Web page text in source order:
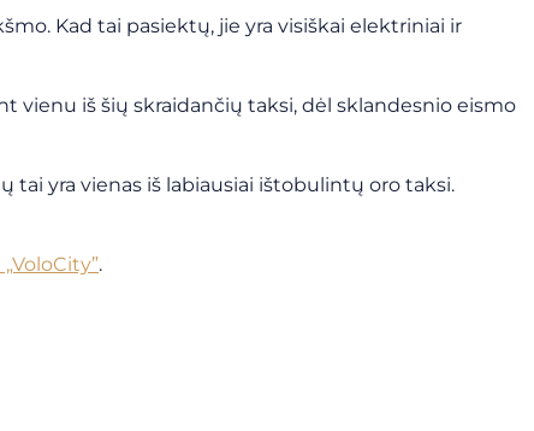
Kad tai pasiektų, jie yra visiškai elektriniai ir
vienu iš šių skraidančių taksi, dėl sklandesnio eismo
tai yra vienas iš labiausiai ištobulintų oro taksi.
.